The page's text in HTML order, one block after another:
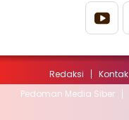
Redaksi Kontak
Pedoman Media Siber